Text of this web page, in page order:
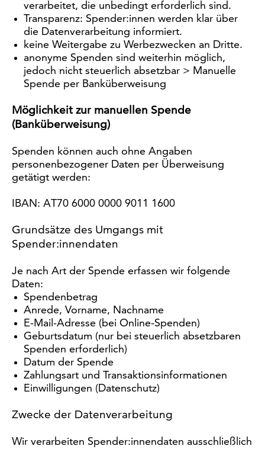
verarbeitet, die unbedingt erforderlich sind.
Transparenz: Spender:innen werden klar über
die Datenverarbeitung informiert.
keine Weitergabe zu Werbezwecken an Dritte.
anonyme Spenden sind weiterhin möglich,
jedoch nicht steuerlich absetzbar > Manuelle
Spende per Banküberweisung
Möglichkeit zur manuellen Spende
(Banküberweisung)
Spenden können auch ohne Angaben
personenbezogener Daten per Überweisung
getätigt werden:
IBAN: AT70 6000 0000 9011 1600
Grundsätze des Umgangs mit
Spender:innendaten
Je nach Art der Spende erfassen wir folgende
Daten:
Spendenbetrag
Anrede, Vorname, Nachname
E-Mail-Adresse (bei Online-Spenden)
Geburtsdatum (nur bei steuerlich absetzbaren
Spenden erforderlich)
Datum der Spende
Zahlungsart und Transaktionsinformationen
Einwilligungen (Datenschutz)
Zwecke der Datenverarbeitung
Wir verarbeiten Spender:innendaten ausschließlich